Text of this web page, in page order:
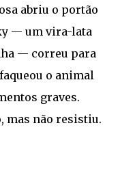
abriu o portão
— um vira-lata
— correu para
o animal
graves.
mas não resistiu.